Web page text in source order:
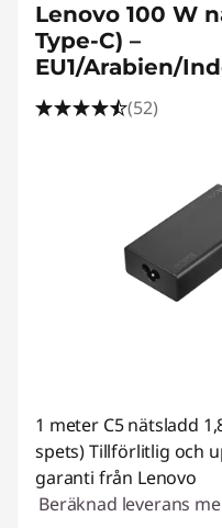
Lenovo 100 W
Type-C) –
EU1/Arabien/
(52)
1 meter C5 nätsladd
spets) Tillförlitlig och
garanti från Lenovo
Beräknad leverans